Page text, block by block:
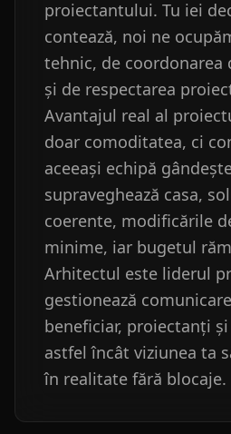
proiectantului. Tu iei
contează, noi ne
tehnic, de coordonarea
și de respectarea
Avantajul real al
doar comoditatea, ci
aceeași echipă
supraveghează casa,
coerente, modificările
minime, iar bugetul
Arhitectul este liderul
gestionează
beneficiar, proiectanți
astfel încât viziunea ta
în realitate fără blocaje.